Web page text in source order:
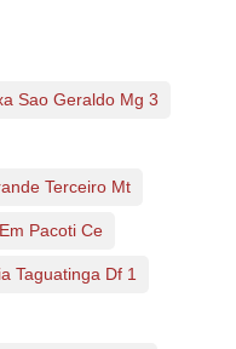
Sao Geraldo Mg 3
Terceiro Mt
Pacoti Ce
Taguatinga Df 1